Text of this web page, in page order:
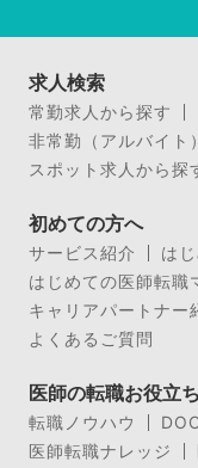
求人検索
常勤求人から探す
非常勤（アルバイト
スポット求人から探
初めての方へ
サービス紹介
は
はじめての医師転職
キャリアパートナー
よくあるご質問
医師の転職お役立
転職ノウハウ
医師転職ナレッジ